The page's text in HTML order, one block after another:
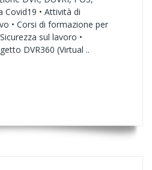
Covid19 • Attività di
• Corsi di formazione per
sul lavoro •
DVR360 (Virtual ..